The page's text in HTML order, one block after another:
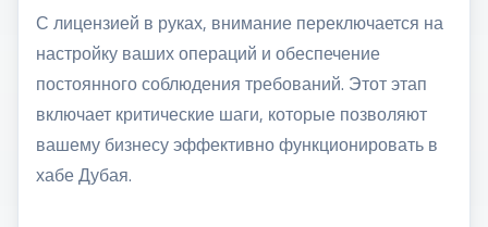
С лицензией в руках, внимание переключается на
настройку ваших операций и обеспечение
постоянного соблюдения требований. Этот этап
включает критические шаги, которые позволяют
вашему бизнесу эффективно функционировать в
хабе Дубая.